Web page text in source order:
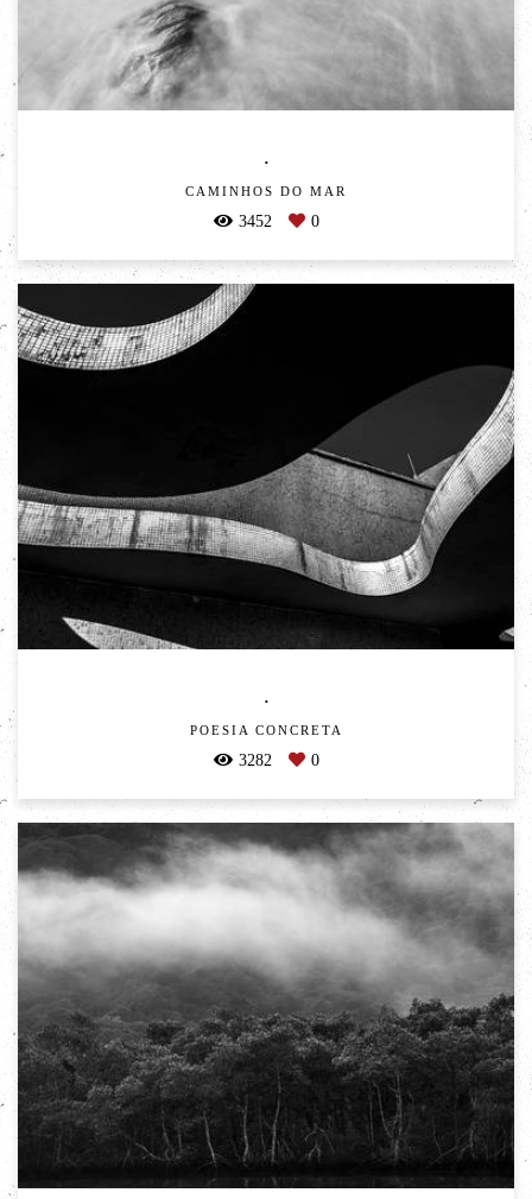
.
CAMINHOS DO MAR
3452 0
.
POESIA CONCRETA
3282 0